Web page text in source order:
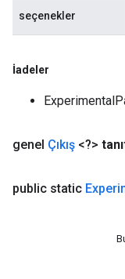
seçenekler
İadeler
genel Çıkış <?>
public static